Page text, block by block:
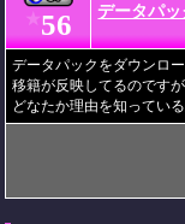
★56 データパ
データパックをダウンロ
移籍が反映してるのです
どなたか理由を知ってい